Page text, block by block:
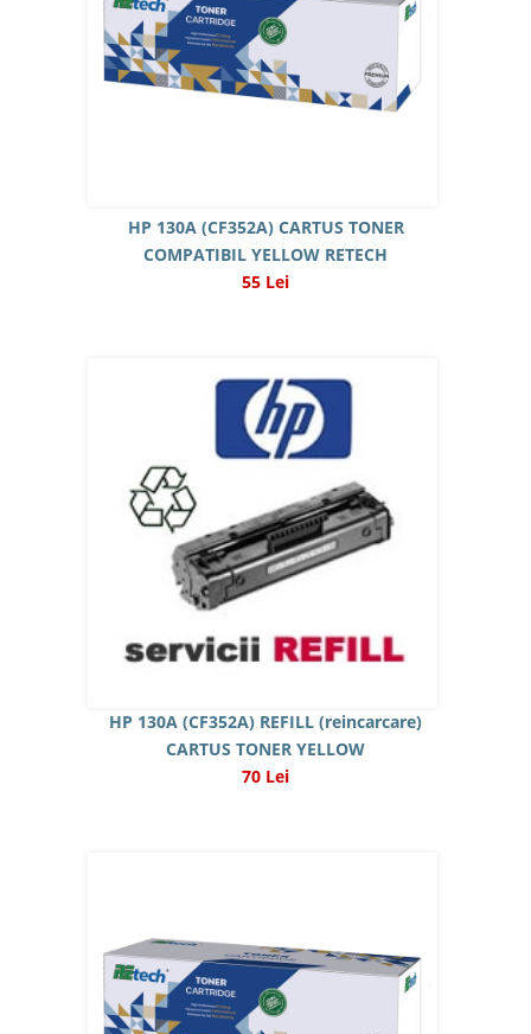
HP 130A (CF352A) CARTUS TONER
COMPATIBIL YELLOW RETECH
55 Lei
HP 130A (CF352A) REFILL (reincarcare)
CARTUS TONER YELLOW
70 Lei